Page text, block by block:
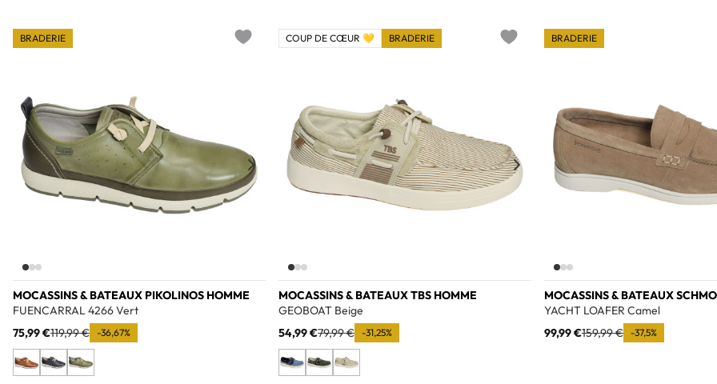
MOCASSINS & BATEAUX PIKOLINOS HOMME
FUENCARRAL 4266 Vert
75,99 €119,99 € -36,67%
BRADERIE
MOCASSINS & BATEAUX TBS HOMME
GEOBOAT Beige
54,99 €79,99 € -31,25%
COUP DE CŒUR 💛 BRADERIE
MOCASSINS & BATEAUX
YACHT LOAFER Camel
99,99 €159,99 € -37,5%
BRADERIE